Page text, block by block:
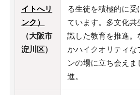
イトへリ
ンク）
（大阪市
淀川区）
る生徒を積極的に受
ています。多文化共
識した教育を推進。
かハイクオリティな
ンの場に立ち会え
進。